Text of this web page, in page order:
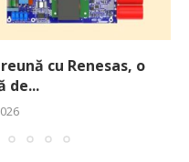
cu Renesas, o
de...